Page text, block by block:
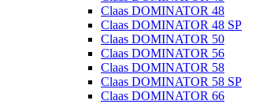
Claas DOMINATOR 48
Claas DOMINATOR 48 SP
Claas DOMINATOR 50
Claas DOMINATOR 56
Claas DOMINATOR 58
Claas DOMINATOR 58 SP
Claas DOMINATOR 66